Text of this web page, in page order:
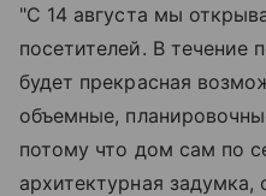
"С 14 августа мы
посетителей. В течение
будет прекрасная
объемные,
потому что дом сам по
архитектурная